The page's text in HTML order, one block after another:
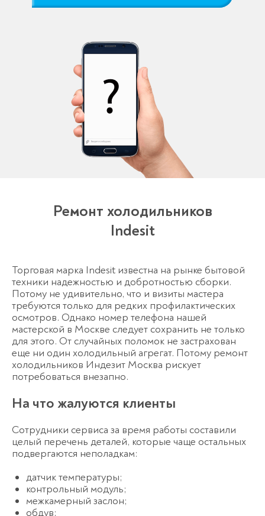
Ремонт холодильников
Indesit
Торговая марка Indesit известна на рынке бытовой
техники надежностью и добротностью сборки.
Потому не удивительно, что и визиты мастера
требуются только для редких профилактических
осмотров. Однако номер телефона нашей
мастерской в Москве следует сохранить не только
для этого. От случайных поломок не застрахован
еще ни один холодильный агрегат. Потому ремонт
холодильников Индезит Москва рискует
потребоваться внезапно.
На что жалуются клиенты
Сотрудники сервиса за время работы составили
целый перечень деталей, которые чаще остальных
подвергаются неполадкам:
датчик температуры;
контрольный модуль;
межкамерный заслон;
обдув;